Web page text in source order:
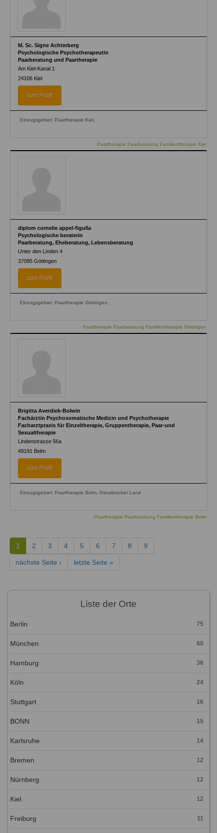
M. Sc. Signe Achterberg
Psychologische Psychotherapeutin
Paarberatung und Paartherapie
Am Kiel-Kanal 1
24106 Kiel
zum Profil
Einzugsgebiet: Paartherapie Kiel,
Paartherapie Paarberatung Familientherapie Kiel
diplom cornelie appel-figulla
Psychologische beraterin
Paarberatung, Eheberatung, Lebensberatung
Unter den Linden 4
37085 Göttingen
zum Profil
Einzugsgebiet: Paartherapie Göttingen,
Paartherapie Paarberatung Familientherapie Göttingen
Brigitta Averdiek-Bolwin
Fachärztin Psychosomatische Medizin und Psychotherapie
Facharztpraxis für Einzeltherapie, Gruppentherapie, Paar-und
Sexualtherapie
Lindenstrasse 56a
49191 Belm
zum Profil
Einzugsgebiet: Paartherapie Belm, Osnabrücker Land
Paartherapie Paarberatung Familientherapie Belm
1 2 3 4 5 6 7 8 9
nächste Seite › letzte Seite »
Liste der Orte
Berlin 75
München 60
Hamburg 36
Köln 24
Stuttgart 16
BONN 15
Karlsruhe 14
Bremen 12
Nürnberg 12
Kiel 12
Freiburg 11